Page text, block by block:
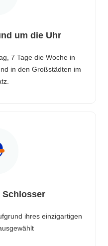
um die Uhr
7 Tage die Woche in
in den Großstädten im
Schlosser
ihres einzigartigen